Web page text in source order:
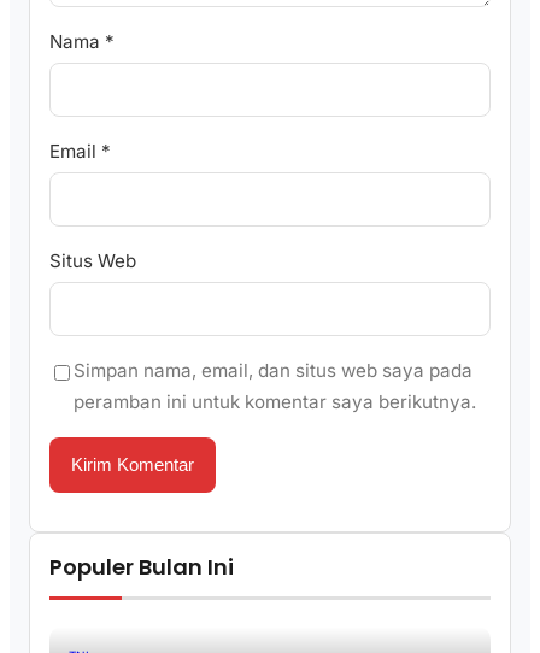
Nama *
Email *
Situs Web
Simpan nama, email, dan situs web saya pada
peramban ini untuk komentar saya berikutnya.
Populer Bulan Ini